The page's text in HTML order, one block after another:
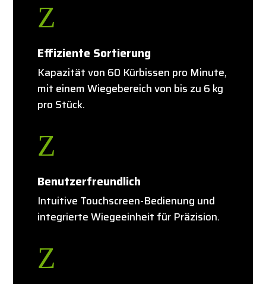
Z
Effiziente Sortierung
Kapazität von 60 Kürbissen pro Minute,
mit einem Wiegebereich von bis zu 6 kg
pro Stück.
Z
Benutzerfreundlich
Intuitive Touchscreen-Bedienung und
integrierte Wiegeeinheit für Präzision.
Z